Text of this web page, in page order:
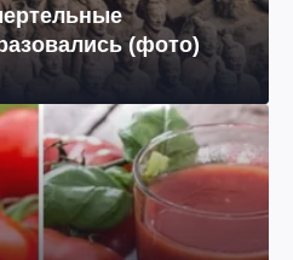
(фото)